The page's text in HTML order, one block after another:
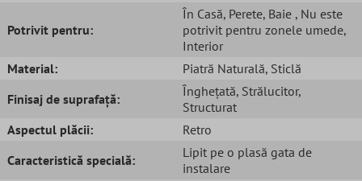
Potrivit pentru:
În Casă, Perete, Baie , Nu este
potrivit pentru zonele umede,
Interior
Material:
Piatră Naturală, Sticlă
Finisaj de suprafață:
Înghețată, Strălucitor,
Structurat
Aspectul plăcii:
Retro
Caracteristică specială:
Lipit pe o plasă gata de
instalare